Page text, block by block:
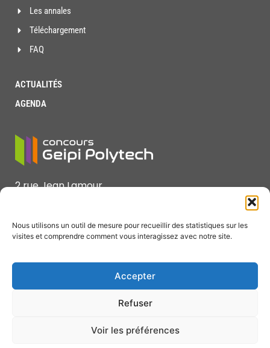
Nous utilisons un outil de mesure pour recueillir des statistiques sur les
visites et comprendre comment vous interagissez avec notre site.
Accepter
Refuser
Voir les préférences
Les annales
Téléchargement
FAQ
ACTUALITÉS
AGENDA
2 rue Jean Lamour
Tél : +33 (0)3 72 74 68 36 ou 37